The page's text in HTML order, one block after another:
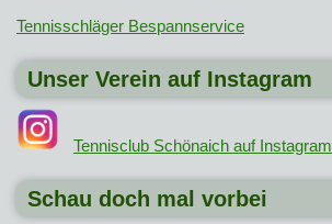
Tennisschläger Bespannservice
Unser Verein auf Instagram
Tennisclub Schönaich auf Instagram
Schau doch mal vorbei